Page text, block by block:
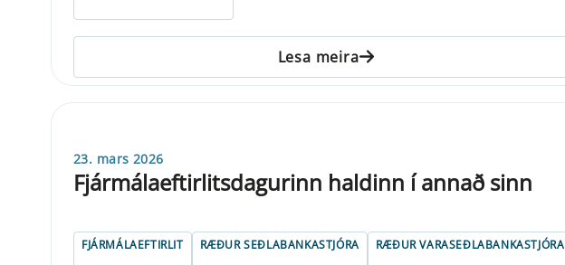
Lesa meira
23. mars 2026
Fjármálaeftirlitsdagurinn haldinn í annað sinn
FJÁRMÁLAEFTIRLIT RÆÐUR SEÐLABANKASTJÓRA RÆÐUR VARASEÐLABANKASTJÓRA